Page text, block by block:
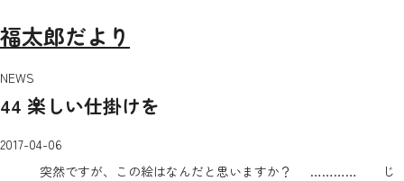
福太郎だより
NEWS
44 楽しい仕掛けを
2017-04-06
突然ですが、この絵はなんだと思いますか？ ………… じ